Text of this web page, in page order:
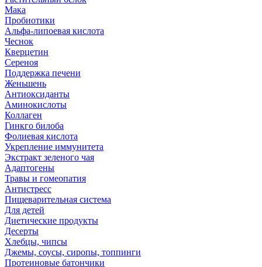
Мака
Пробиотики
Альфа-липоевая кислота
Чеснок
Кверцетин
Сереноя
Поддержка печени
Женьшень
Антиоксиданты
Аминокислоты
Коллаген
Гинкго билоба
Фолиевая кислота
Укрепление иммунитета
Экстракт зеленого чая
Адаптогены
Травы и гомеопатия
Антистресс
Пищеварительная система
Для детей
Диетические продукты
Десерты
Хлебцы, чипсы
Джемы, соусы, сиропы, топпинги
Протеиновые батончики